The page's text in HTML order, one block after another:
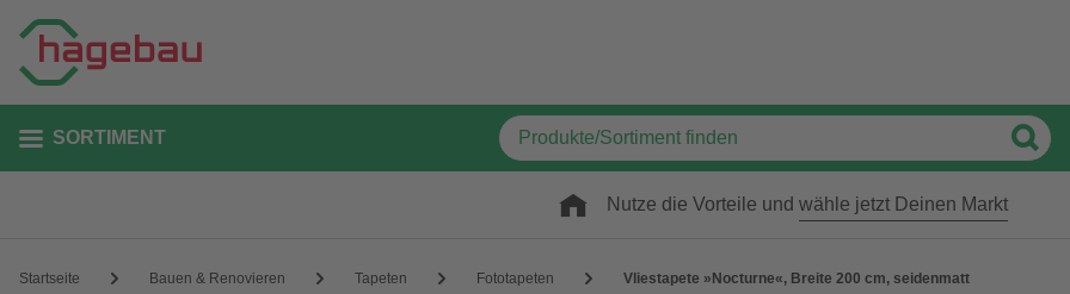
SORTIMENT
Nutze die Vorteile und wähle jetzt Deinen Markt
Startseite Bauen & Renovieren Tapeten Fototapeten Vliestapete »Nocturne«, Breite 200 cm, seidenmatt